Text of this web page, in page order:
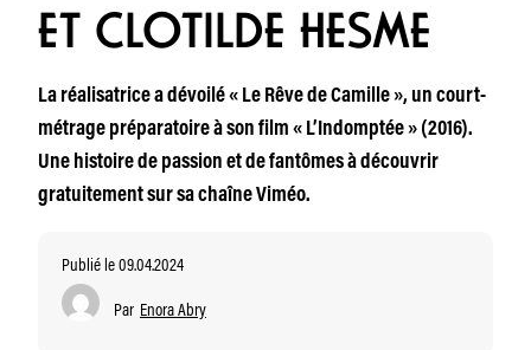
ET CLOTILDE HESME
La réalisatrice a dévoilé « Le Rêve de Camille », un court-
métrage préparatoire à son film « L’Indomptée » (2016).
Une histoire de passion et de fantômes à découvrir
gratuitement sur sa chaîne Viméo.
Publié le 09.04.2024
Par Enora Abry